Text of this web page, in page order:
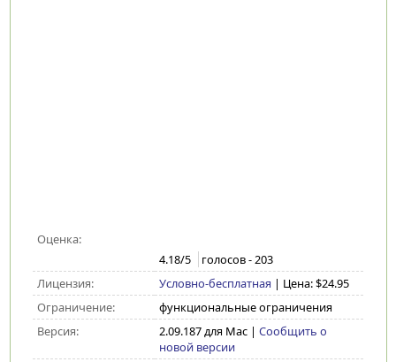
Оценка:
4.18/5 голосов -203
Лицензия:
Условно-бесплатная | Цена: $24.95
Ограничение:
функциональные ограничения
Версия:
2.09.187 для Mac| Сообщить о
новой версии